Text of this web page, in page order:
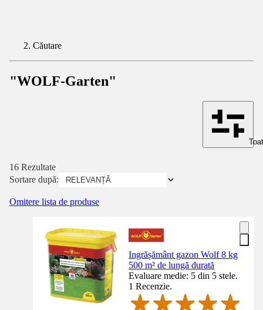
Căutare
"WOLF-Garten"
16 Rezultate
Sortare după:
Omitere lista de produse
Ingrășământ gazon Wolf 8 kg
500 m² de lungă durată
Evaluare medie: 5 din 5 stele.
1 Recenzie.